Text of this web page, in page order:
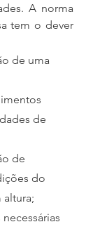
A norma
tem o dever
de uma
de
de
do